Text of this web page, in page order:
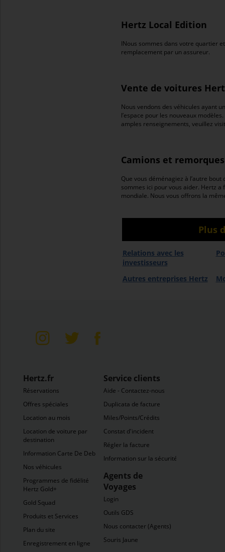
Hertz Local Edition
INous sommes dans votre quartier
remplacement par un assureur.
Vente de voitures
Nous vendons des véhicules ayant
l’espace pour les nouveaux
amples renseignements, veuillez
Camions et
Que vous déménagiez à l’autre
sommes ici pour vous aider. Hertz a
mondiale. Nous vous offrons la
Plus
Relations avec les
investisseurs
Autres entreprises Hertz
Hertz.fr
Réservations
Offres spéciales
Location au mois
Location de voiture par
destination
Information Carte De Debit
Nos véhicules
Programmes de fidélité
Hertz Gold+
Gold Squad
Produits et Services
Plan du site
Enregistrement en ligne
Service clients
Aide - Contactez-nous
Duplicata de facture
Miles/Points/Crédits
Constat d'incident
Régler la facture
Information sur la sécurité
Agents de
Voyages
Login
Outils GDS
Nous contacter (Agents)
Souris Jaune